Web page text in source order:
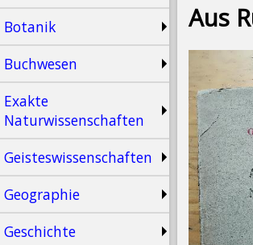
Botanik
Buchwesen
Exakte
Naturwissenschaften
Geisteswissenschaften
Geographie
Geschichte
Aus